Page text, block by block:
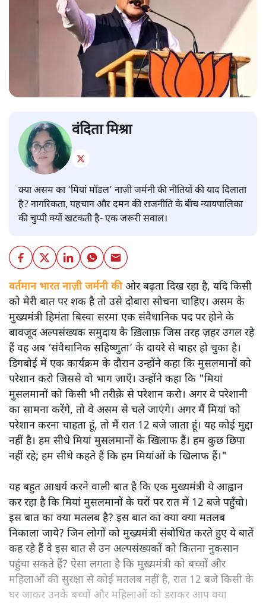
वंदिता मिश्रा
क्या असम का ‘मियां मॉडल’ नाज़ी जर्मनी की नीतियों की याद दिलाता
है? नागरिकता, पहचान और दमन की राजनीति के बीच न्यायपालिका
की चुप्पी क्यों खटकती है- एक जरूरी सवाल।
वर्तमान भारत नाज़ी जर्मनी कीओर बढ़ता दिख रहा है, यदि किसी
को मेरी बात पर शक है तो उसे दोबारा सोचना चाहिए। असम के
मुख्यमंत्री हिमंता बिस्वा सरमा एक संवैधानिक पद पर होने के
बावजूद अल्पसंख्यक समुदाय के ख़िलाफ़ जिस तरह ज़हर उगल रहे
हैं वह अब ‘संवैधानिक सहिष्णुता’ के दायरे से बाहर हो चुका है।
डिगबोई में एक कार्यक्रम के दौरान उन्होंने कहा कि मुसलमानों को
परेशान करो जिससे वो भाग जाएँ। उन्होंने कहा कि "मियां
मुसलमानों को किसी भी तरीक़े से परेशान करो। अगर वे परेशानी
का सामना करेंगे, तो वे असम से चले जाएंगे। अगर मैं मियां को
परेशान करना चाहता हूं, तो मैं रात 12 बजे जाता हूं। यह कोई मुद्दा
नहीं है। हम सीधे मियां मुसलमानों के खिलाफ हैं। हम कुछ छिपा
नहीं रहे; हम सीधे कहते हैं कि हम मियांओं के खिलाफ हैं।"
यह बहुत आश्चर्य करने वाली बात है कि एक मुख्यमंत्री ये आह्वान
कर रहा है कि मियांं मुसलमानों के घरों पर रात में 12 बजे पहुँचो।
इस बात का क्या मतलब है? इस बात का क्या क्या मतलब
निकाला जाये? जिन लोगों को मुख्यमंत्री संबोधित करते हुए ये बातें
कह रहे हैं वे इस बात से उन अल्पसंख्यकों को कितना नुकसान
पहुंचा सकते हैं? ऐसा लगता है कि मुख्यमंत्री को बच्चों और
महिलाओं की सुरक्षा से कोई मतलब नहीं है, रात 12 बजे किसी के
घर जाकर उनके बच्चों और महिलाओं को डराकर आप क्या